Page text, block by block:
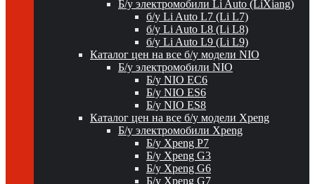
Б/у электромобили Li Auto (LiXiang)
б/у Li Auto L7 (Li L7)
б/у Li Auto L8 (Li L8)
б/у Li Auto L9 (Li L9)
Каталог цен на все б/у модели NIO
Б/у электромобили NIO
Б/у NIO EC6
Б/у NIO ES6
Б/у NIO ES8
Каталог цен на все б/у модели Xpeng
Б/у электромобили Xpeng
Б/у Xpeng P7
Б/у Xpeng G3
Б/у Xpeng G6
Б/у Xpeng G7